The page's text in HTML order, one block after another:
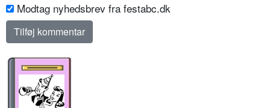
Modtag nyhedsbrev fra festabc.dk